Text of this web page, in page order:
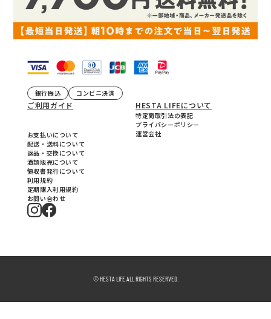
銀行振込 コンビニ決済
ご利用ガイド
お支払いについて
配送・送料について
返品・交換について
酒類販売について
領収書発行について
利用規約
定期購入利用規約
お問い合わせ
HESTA LIFEについて
特定商取引法の表記
プライバシーポリシー
運営会社
© HESTA LIFE ALL RIGHTS RESERVED.